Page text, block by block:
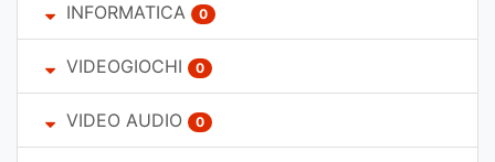
INFORMATICA 0
VIDEOGIOCHI 0
VIDEO AUDIO 0